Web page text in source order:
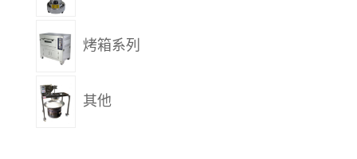
烤箱系列
其他